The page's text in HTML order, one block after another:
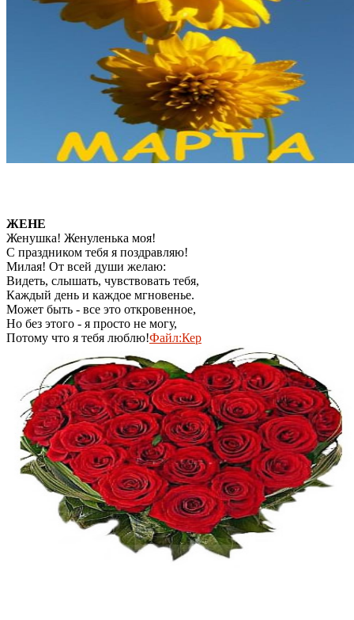
ЖЕНЕ
Женушка! Женуленька моя!
С праздником тебя я поздравляю!
Милая! От всей души желаю:
Видеть, слышать, чувствовать тебя,
Каждый день и каждое мгновенье.
Может быть - все это откровенное,
Но без этого - я просто не могу,
Потому что я тебя люблю!Файл:Кер